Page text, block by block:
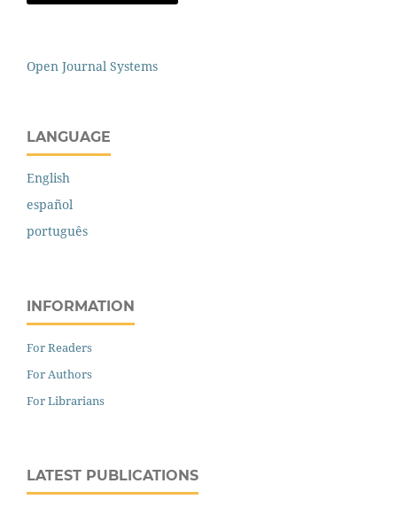
Open Journal Systems
LANGUAGE
English
español
português
INFORMATION
For Readers
For Authors
For Librarians
LATEST PUBLICATIONS